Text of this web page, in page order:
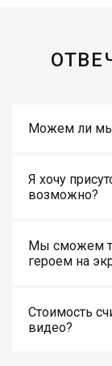
Можем ли мы
Я хочу
возможно?
Мы сможем
героем на
Стоимость
видео?